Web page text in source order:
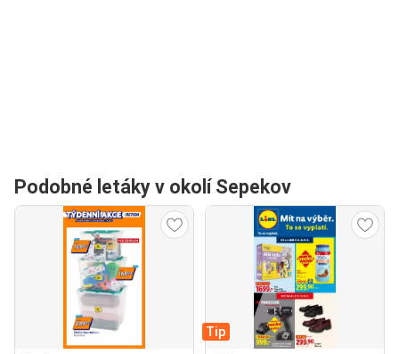
Podobné letáky v okolí Sepekov
Tip